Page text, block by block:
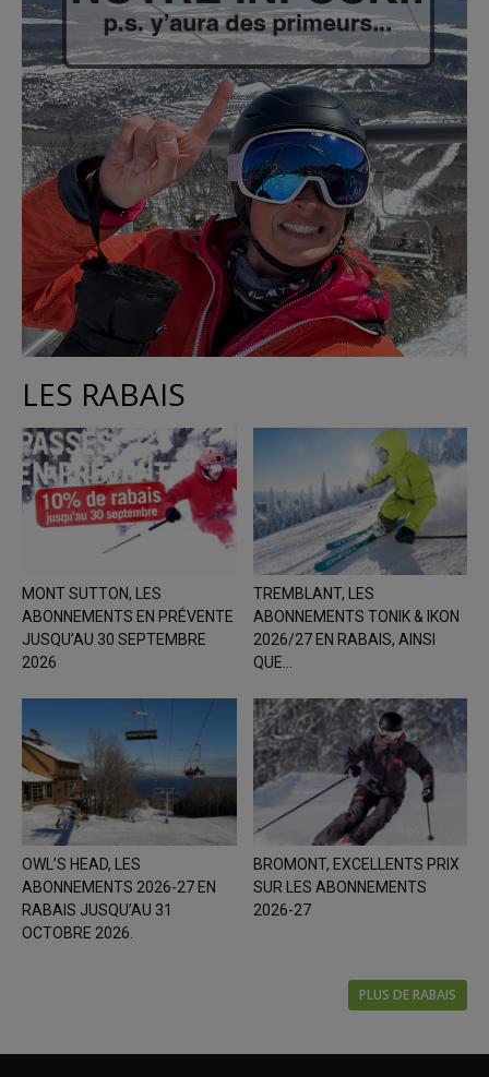
LES RABAIS
MONT SUTTON, LES
ABONNEMENTS EN PRÉVENTE
JUSQU’AU 30 SEPTEMBRE
2026
TREMBLANT, LES
ABONNEMENTS TONIK & IKON
2026/27 EN RABAIS, AINSI
QUE...
OWL’S HEAD, LES
ABONNEMENTS 2026-27 EN
RABAIS JUSQU’AU 31
OCTOBRE 2026.
BROMONT, EXCELLENTS PRIX
SUR LES ABONNEMENTS
2026-27
PLUS DE RABAIS